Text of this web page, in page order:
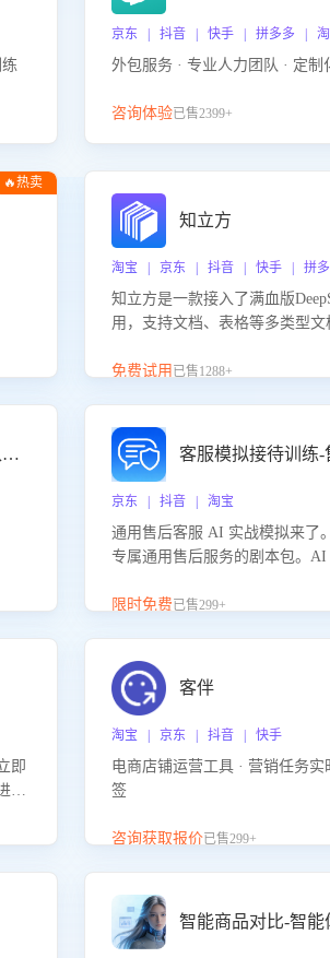
京东 | 抖音 | 快手 | 拼多多 |
外包服务 · 专业人力团队 · 定制
咨询体验已售2399+
🔥热卖
知立方
淘宝 | 京东 | 抖音 | 快手 | 拼多
知立方是一款接入了满血版
用，支持文档、表格等多类型
景提供强大的知识支持，帮助用
免费试用 已售1288+
抖音小店商品评价信息自动获取-八爪鱼 客服模拟接待训练-
京东 | 抖音 | 淘宝
通用售后客服 AI 实战模拟来了
专属通用售后服务的剧本包。
咨询等售后场景的应对要点，轻
限时免费已售299+
即
线
客伴
淘宝 | 京东 | 抖音 | 快手
电商店铺运营工具 · 营销任务实
签
咨询获取报价已售299+
智能商品对比-智能